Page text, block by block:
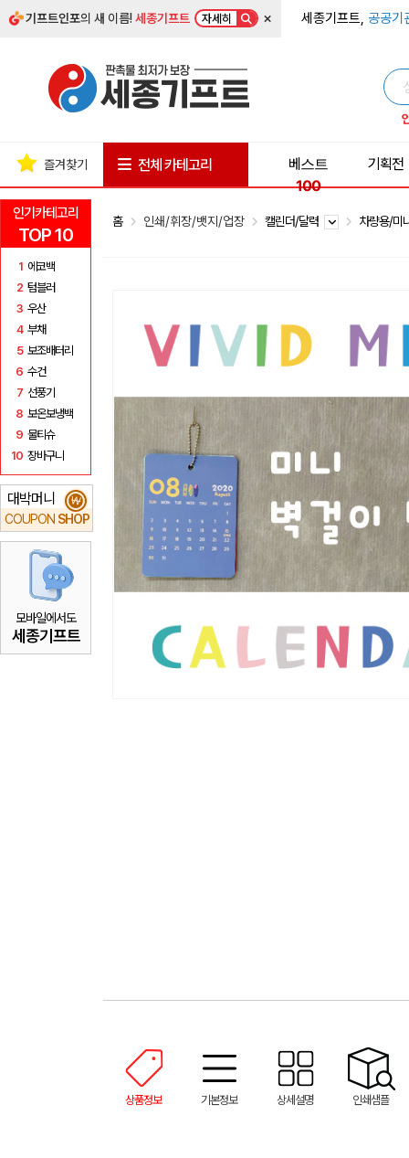
기프트인포의 새 이름!세종기프트 자세히 × 세종기프트, 공공기
인기카테고리
TOP 10
1 에코백
2 텀블러
3 우산
4 부채
5 보조배터리
6 수건
7 선풍기
8 보온보냉백
9 물티슈
10 장바구니
대박머니
COUPON SHOP
₩
모바일에서도
세종기프트
즐겨찾기 전체 카테고리
베스트
100
기획전
홈 인쇄/휘장/뱃지/업장 캘린더/달력 차량용/미
상품정보 기본정보 상세설명 인쇄샘플